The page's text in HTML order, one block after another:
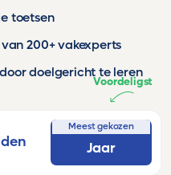
toetsen
200+ vakexperts
doelgericht te leren
Meest gekozen
Jaar
Voordeligst